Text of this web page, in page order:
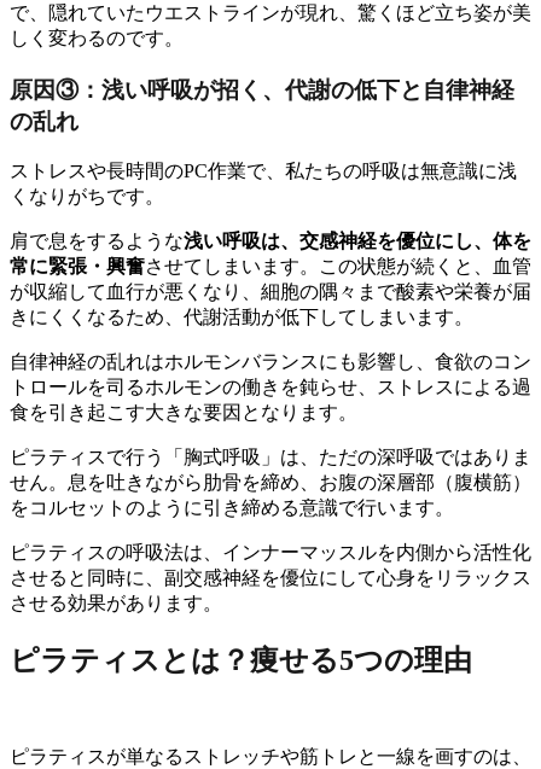
で、隠れていたウエストラインが現れ、驚くほど立ち姿が美
しく変わるのです。
原因③：浅い呼吸が招く、代謝の低下と自律神経
の乱れ
ストレスや長時間のPC作業で、私たちの呼吸は無意識に浅
くなりがちです。
肩で息をするような浅い呼吸は、交感神経を優位にし、体を
常に緊張・興奮させてしまいます。この状態が続くと、血管
が収縮して血行が悪くなり、細胞の隅々まで酸素や栄養が届
きにくくなるため、代謝活動が低下してしまいます。
自律神経の乱れはホルモンバランスにも影響し、食欲のコン
トロールを司るホルモンの働きを鈍らせ、ストレスによる過
食を引き起こす大きな要因となります。
ピラティスで行う「胸式呼吸」は、ただの深呼吸ではありま
せん。息を吐きながら肋骨を締め、お腹の深層部（腹横筋）
をコルセットのように引き締める意識で行います。
ピラティスの呼吸法は、インナーマッスルを内側から活性化
させると同時に、副交感神経を優位にして心身をリラックス
させる効果があります。
ピラティスとは？痩せる5つの理由
ピラティスが単なるストレッチや筋トレと一線を画すのは、